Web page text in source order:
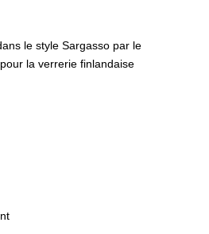
le style Sargasso par le
la verrerie finlandaise